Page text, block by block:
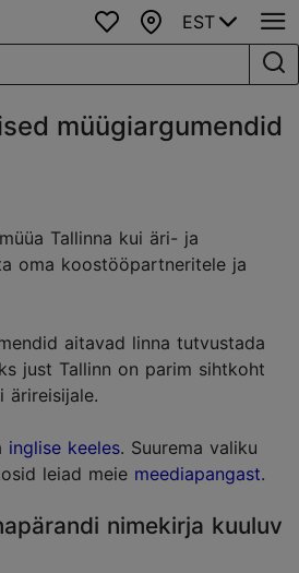
Lemmikud
Kaart
EST
müügiargumendid
Tallinna kui äri- ja
oma koostööpartneritele ja
aitavad linna tutvustada
just Tallinn on parim sihtkoht
ärireisijale.
inglise keeles. Suurema valiku
leiad meie meediapangast.
nimekirja kuuluv